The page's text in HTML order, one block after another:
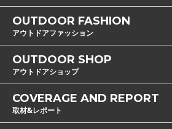
OUTDOOR FASHION
アウトドアファッション
OUTDOOR SHOP
アウトドアショップ
COVERAGE AND REPORT
取材&レポート